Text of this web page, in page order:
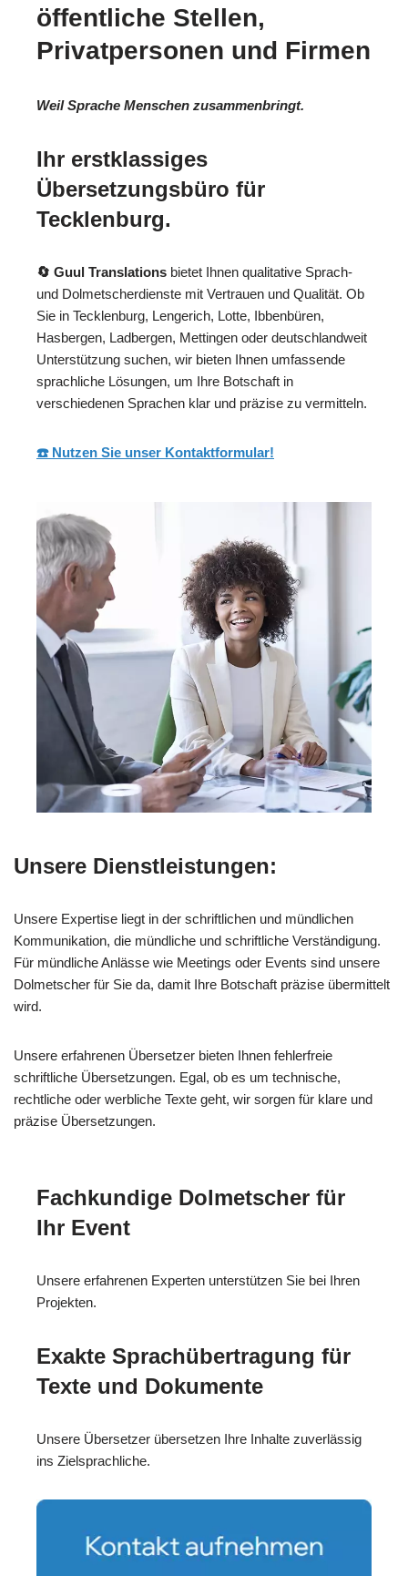
öffentliche Stellen,
Privatpersonen und Firmen
Weil Sprache Menschen zusammenbringt.
Ihr erstklassiges
Übersetzungsbüro für
Tecklenburg.
🔄 Guul Translations bietet Ihnen qualitative Sprach-
und Dolmetscherdienste mit Vertrauen und Qualität. Ob
Sie in Tecklenburg, Lengerich, Lotte, Ibbenbüren,
Hasbergen, Ladbergen, Mettingen oder deutschlandweit
Unterstützung suchen, wir bieten Ihnen umfassende
sprachliche Lösungen, um Ihre Botschaft in
verschiedenen Sprachen klar und präzise zu vermitteln.
☎️ Nutzen Sie unser Kontaktformular!
Unsere Dienstleistungen:
Unsere Expertise liegt in der schriftlichen und mündlichen
Kommunikation, die mündliche und schriftliche Verständigung.
Für mündliche Anlässe wie Meetings oder Events sind unsere
Dolmetscher für Sie da, damit Ihre Botschaft präzise übermittelt
wird.
Unsere erfahrenen Übersetzer bieten Ihnen fehlerfreie
schriftliche Übersetzungen. Egal, ob es um technische,
rechtliche oder werbliche Texte geht, wir sorgen für klare und
präzise Übersetzungen.
Fachkundige Dolmetscher für
Ihr Event
Unsere erfahrenen Experten unterstützen Sie bei Ihren
Projekten.
Exakte Sprachübertragung für
Texte und Dokumente
Unsere Übersetzer übersetzen Ihre Inhalte zuverlässig
ins Zielsprachliche.